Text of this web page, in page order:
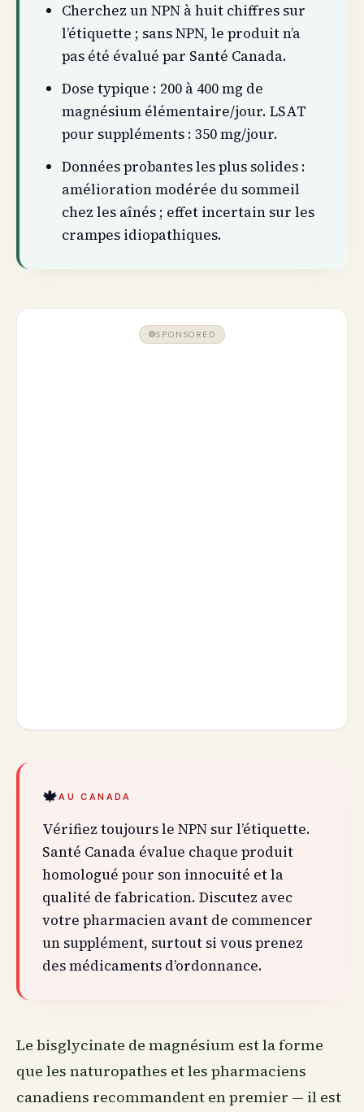
Cherchez un NPN à huit chiffres sur
l’étiquette ; sans NPN, le produit n’a
pas été évalué par Santé Canada.
Dose typique : 200 à 400 mg de
magnésium élémentaire/jour. LSAT
pour suppléments : 350 mg/jour.
Données probantes les plus solides :
amélioration modérée du sommeil
chez les aînés ; effet incertain sur les
crampes idiopathiques.
SPONSORED
🍁AU CANADA
Vérifiez toujours le NPN sur l’étiquette.
Santé Canada évalue chaque produit
homologué pour son innocuité et la
qualité de fabrication. Discutez avec
votre pharmacien avant de commencer
un supplément, surtout si vous prenez
des médicaments d’ordonnance.
Le bisglycinate de magnésium est la forme
que les naturopathes et les pharmaciens
canadiens recommandent en premier — il est